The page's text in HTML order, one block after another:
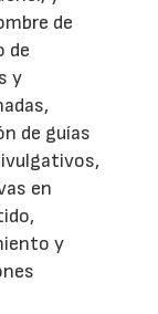
de
de
y
de guías
en
y